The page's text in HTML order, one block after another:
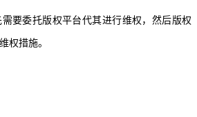
要委托版权平台代其进行维权，然后版权
权措施。